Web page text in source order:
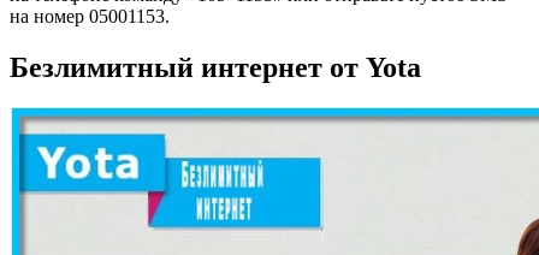
на номер 05001153.
Безлимитный интернет от Yota